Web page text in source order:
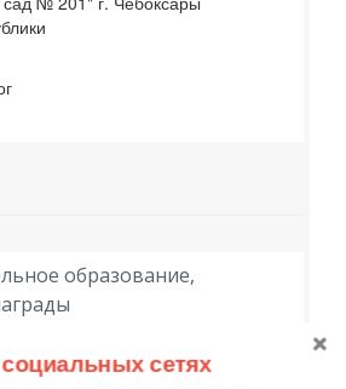
образование,
награды
сетях